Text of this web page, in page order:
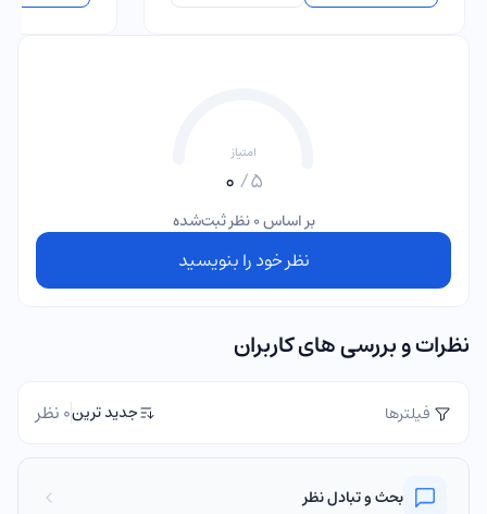
امتیاز
5/
بر اساس 0 نظر ثبت‌شده
نظر خود را بنویسید
نظرات و بررسی های کاربران
فیلترها جدید ترین0 نظر
بحث و تبادل نظر